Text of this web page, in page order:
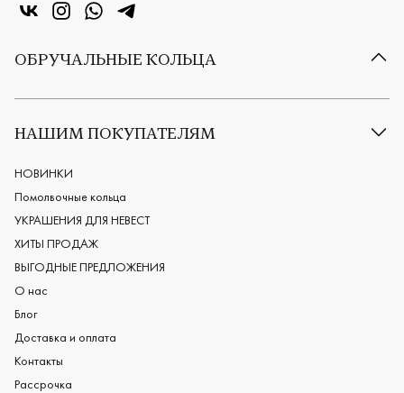
«Центр колец» в VK
«Центр колец» в Instagram
«Центр колец» в Whatsapp
«Центр колец» в Telegram
ОБРУЧАЛЬНЫЕ КОЛЬЦА
Все обручальные кольца
Европейские обручальные кольца
Мужские обручальные кольца
Женские обручальные кольца
Обручальные кольца из платины
Дизайнерские обручальные кольца
Черные обручальные кольца
НАШИМ ПОКУПАТЕЛЯМ
НОВИНКИ
Помолвочные кольца
УКРАШЕНИЯ ДЛЯ НЕВЕСТ
ХИТЫ ПРОДАЖ
ВЫГОДНЫЕ ПРЕДЛОЖЕНИЯ
О нас
Блог
Доставка и оплата
Контакты
Рассрочка